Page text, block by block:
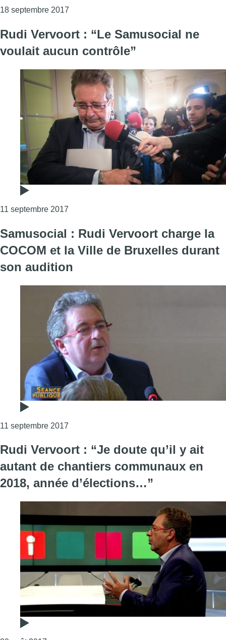
18 septembre 2017
Rudi Vervoort : “Le Samusocial ne
voulait aucun contrôle”
11 septembre 2017
Samusocial : Rudi Vervoort charge la
COCOM et la Ville de Bruxelles durant
son audition
11 septembre 2017
Rudi Vervoort : “Je doute qu’il y ait
autant de chantiers communaux en
2018, année d’élections…”